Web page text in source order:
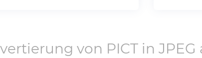
von PICTin JPEG